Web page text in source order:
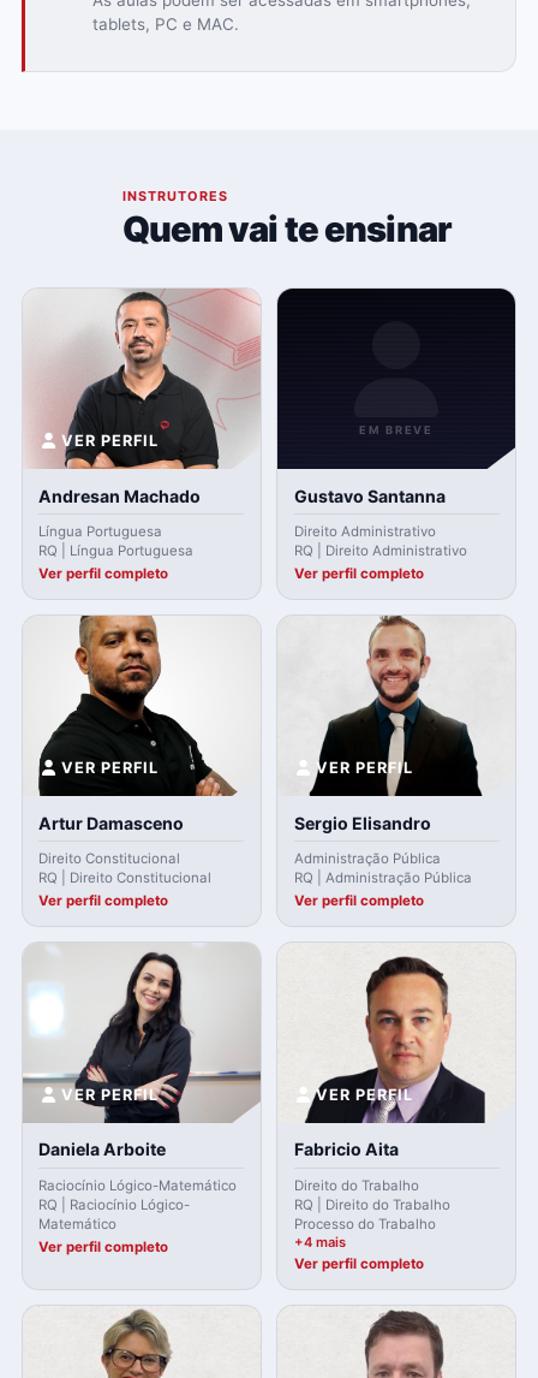
tablets, PC e MAC.
INSTRUTORES
Quem vai te ensinar
VER PERFIL
Andresan Machado
Língua Portuguesa
RQ | Língua Portuguesa
Ver perfil completo
EM BREVE
Gustavo Santanna
Direito Administrativo
RQ | Direito Administrativo
Ver perfil completo
VER PERFIL
Artur Damasceno
Direito Constitucional
RQ | Direito Constitucional
Ver perfil completo
VER PERFIL
Sergio Elisandro
Administração Pública
RQ | Administração Pública
Ver perfil completo
VER PERFIL
Daniela Arboite
Raciocínio Lógico-Matemático
RQ | Raciocínio Lógico-
Matemático
Ver perfil completo
VER PERFIL
Fabricio Aita
Direito do Trabalho
RQ | Direito do Trabalho
Processo do Trabalho
+4 mais
Ver perfil completo